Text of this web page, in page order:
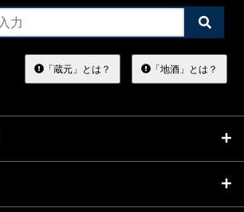
検
索
る
「蔵元」とは？ 「地酒」とは？